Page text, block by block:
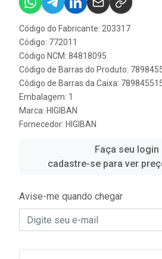
Código do Fabricante: 203317
Código: 772011
Código NCM: 84818095
Código de Barras do Produto:
Código de Barras da Caixa:
Embalagem: 1
Marca: HIGIBAN
Fornecedor: HIGIBAN
Faça seu login
cadastre-se para ver
Avise-me quando chegar